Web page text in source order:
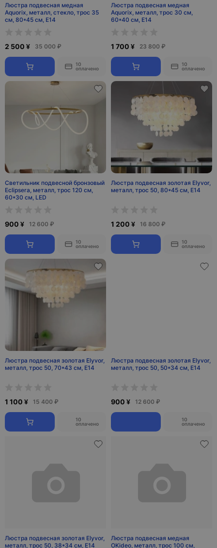
Люстра подвесная медная
Aquorix, металл, стекло, трос 35
см, 80*45 см, Е14
2 500 ¥ 35 000 ₽
10
оплачено
Люстра подвесная медная
Aquorix, металл, трос 30 см,
60*40 см, Е14
1 700 ¥ 23 800 ₽
10
оплачено
Светильник подвесной бронзовый
Eclipsera, металл, трос 120 см,
60*30 см, LED
900 ¥ 12 600 ₽
10
оплачено
Люстра подвесная золотая Elyvor,
металл, трос 50, 80*45 см, E14
1 200 ¥ 16 800 ₽
10
оплачено
Люстра подвесная золотая Elyvor,
металл, трос 50, 70*43 см, E14
1 100 ¥ 15 400 ₽
10
оплачено
Люстра подвесная золотая Elyvor,
металл, трос 50, 50*34 см, E14
900 ¥ 12 600 ₽
10
оплачено
Люстра подвесная золотая Elyvor,
металл, трос 50, 38*34 см, E14
Люстра подвесная медная
OKideo, металл, трос 100 см,